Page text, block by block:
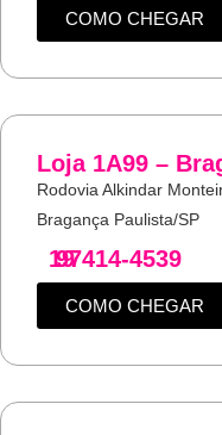
COMO CHEGAR
Loja 1A99 –
Rodovia Alkindar
Bragança Paulista/SP
19
97414-4539
COMO CHEGAR